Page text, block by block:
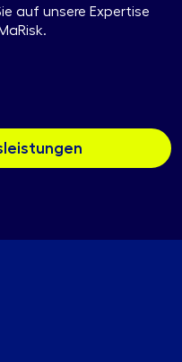
auf unsere Expertise